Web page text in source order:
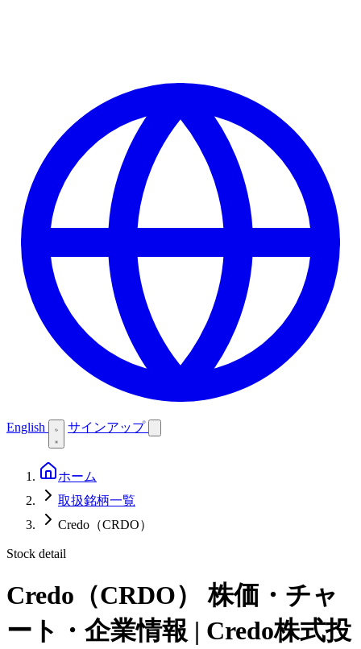
English サインアップ
ホーム
取扱銘柄一覧
Credo（CRDO）
Stock detail
Credo（CRDO）
株価・チャ
ート・企業情報 | Credo株式投